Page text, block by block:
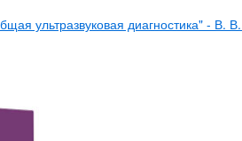
ультразвуковая диагностика" - В.